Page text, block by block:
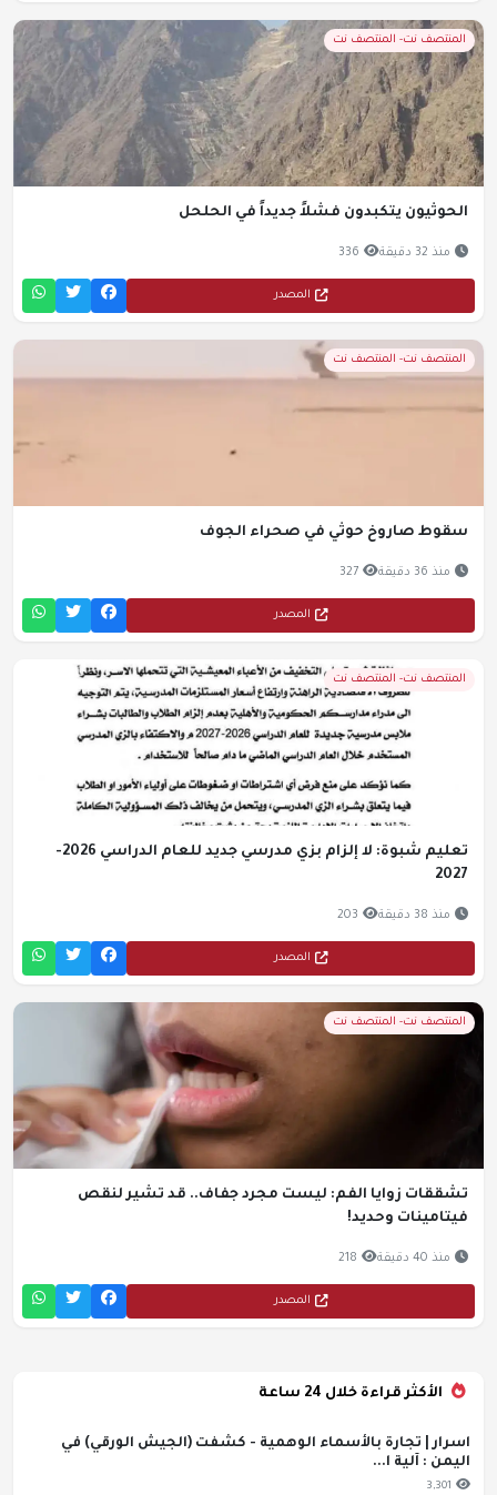
المنتصف نت- المنتصف نت
الحوثيون يتكبدون فشلاً جديداً في الحلحل
منذ 32 دقيقة 336
المصدر
المنتصف نت- المنتصف نت
سقوط صاروخ حوثي في صحراء الجوف
منذ 36 دقيقة 327
المصدر
المنتصف نت- المنتصف نت
تعليم شبوة: لا إلزام بزي مدرسي جديد للعام الدراسي 2026-
2027
منذ 38 دقيقة 203
المصدر
المنتصف نت- المنتصف نت
تشققات زوايا الفم: ليست مجرد جفاف.. قد تشير لنقص
فيتامينات وحديد!
منذ 40 دقيقة 218
المصدر
الأكثر قراءة خلال 24 ساعة
اسرار | تجارة بالأسماء الوهمية - كشفت (الجيش الورقي) في
اليمن : آلية ا...
3,301